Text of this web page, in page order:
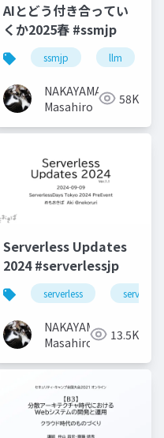
AIとどう付き合ってい
くか2025春 #ssmjp
ssmjp llm
NAKAYAMA
Masahiro
58K
Serverless Updates
2024 #serverlessjp
serverless
NAKAYAMA
Masahiro
13.5K